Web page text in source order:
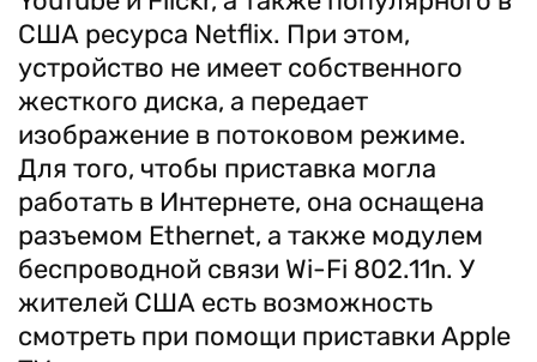
США ресурса Netflix. При этом,
устройство не имеет собственного
жесткого диска, а передает
изображение в потоковом режиме.
Для того, чтобы приставка могла
работать в Интернете, она оснащена
разъемом Ethernet, а также модулем
беспроводной связи Wi-Fi 802.11n. У
жителей США есть возможность
смотреть при помощи приставки Apple